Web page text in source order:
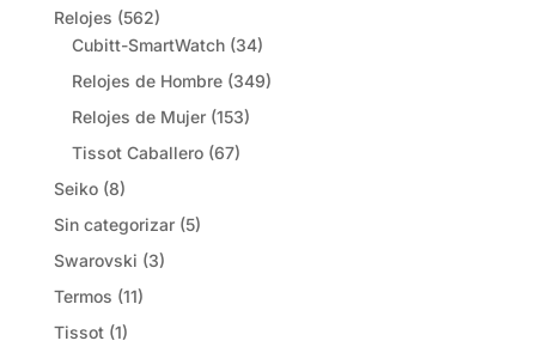
Relojes (562)
Cubitt-SmartWatch (34)
Relojes de Hombre (349)
Relojes de Mujer (153)
Tissot Caballero (67)
Seiko (8)
Sin categorizar (5)
Swarovski (3)
Termos (11)
Tissot (1)